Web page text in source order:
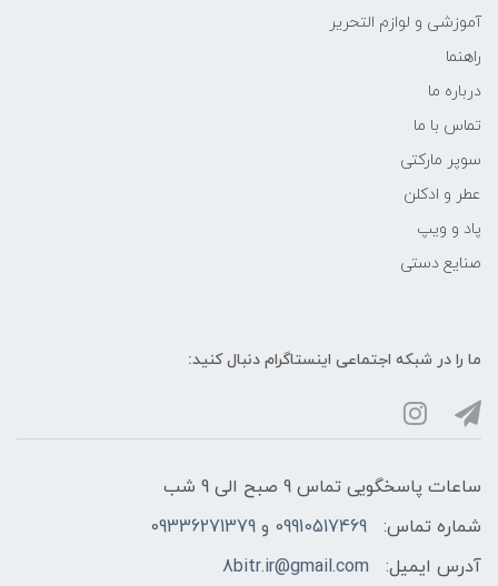
آموزشی و لوازم التحریر
راهنما
درباره ما
تماس با ما
سوپر مارکتی
عطر و ادکلن
پاد و ویپ
صنایع دستی
ما را در شبکه‌ اجتماعی اینستاگرام دنبال کنید:
ساعات پاسخگویی تماس 9 صبح الی 9 شب
شماره تماس:
09910517469 و 09336271379
آدرس ایمیل:
8bitr.ir@gmail.com